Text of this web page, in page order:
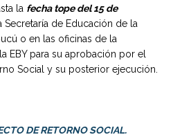
la fecha tope del 15 de
Secretaría de Educación de la
o en las oficinas de la
EBY para su aprobación por el
Social y su posterior ejecución.
DE RETORNO SOCIAL.